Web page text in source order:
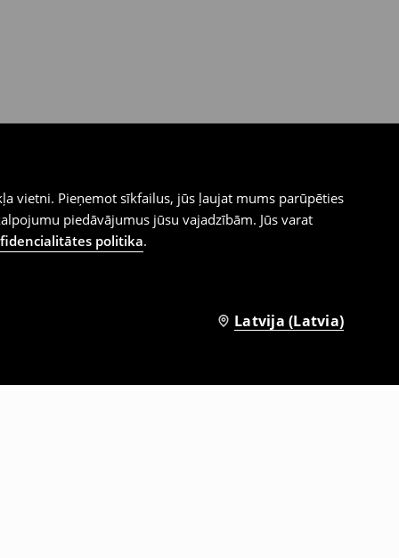
vietni. Pieņemot sīkfailus, jūs ļaujat mums parūpēties
piedāvājumus jūsu vajadzībām. Jūs varat
politika.
Latvija (Latvia)